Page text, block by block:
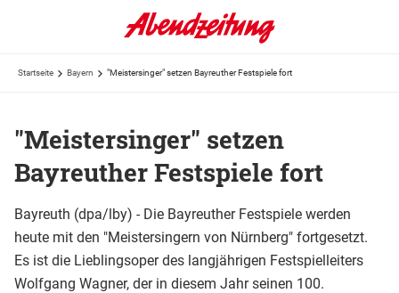
Startseite Bayern "Meistersinger" setzen Bayreuther Festspiele fort
"Meistersinger" setzen
Bayreuther Festspiele fort
Bayreuth (dpa/lby) - Die Bayreuther Festspiele werden
heute mit den "Meistersingern von Nürnberg" fortgesetzt.
Es ist die Lieblingsoper des langjährigen Festspielleiters
Wolfgang Wagner, der in diesem Jahr seinen 100.